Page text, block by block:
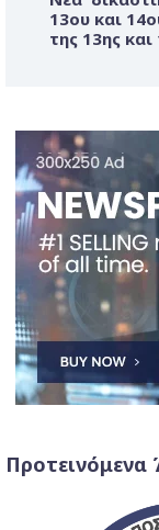
13ου και
της 13ης
Προτεινόμενα